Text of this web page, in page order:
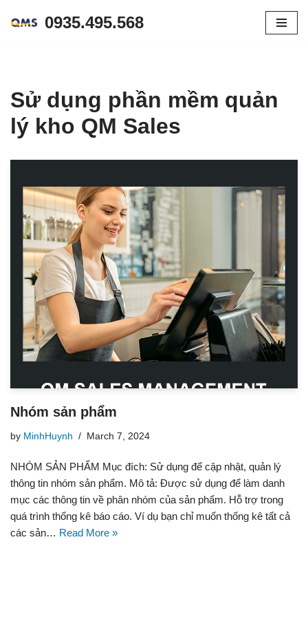
0935.495.568
Sử dụng phần mềm quản
lý kho QM Sales
Nhóm sản phẩm
by MinhHuynh March 7, 2024
NHÓM SẢN PHẨM Mục đích: Sử dụng để cập nhật, quản lý
thông tin nhóm sản phẩm. Mô tả: Được sử dụng để làm danh
mục các thông tin về phân nhóm của sản phẩm. Hỗ trợ trong
quá trình thống kê báo cáo. Ví dụ bạn chỉ muốn thống kê tất cả
các sản… Read More »